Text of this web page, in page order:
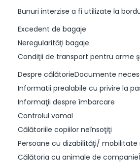
Bunuri interzise a fi utilizate la
Excedent de bagaje
Neregularităţi bagaje
Condiţii de transport pentru arme
Despre călătorieDocumente
Informatii prealabile cu privire la
Informaţii despre îmbarcare
Controlul vamal
Călătoriile copiilor neînsoţiţi
Persoane cu dizabilităţi/ mobilitate
Călătoria cu animale de